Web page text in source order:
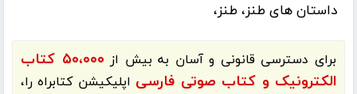
داستان های طنز، طنز،
برای دسترسی قانونی و آسان به بیش از
۵۰،۰۰۰ کتاب
الکترونیک و کتاب صوتی فارسی اپلیکیشنکتابراهرا،